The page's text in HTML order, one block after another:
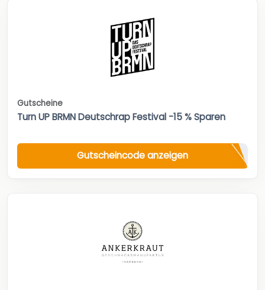
Gutscheine
Turn UP BRMN Deutschrap Festival -15 % Sparen
Gutscheincode anzeigen